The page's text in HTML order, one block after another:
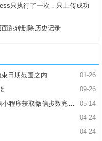
只执行了一次，只上传成功
跳转删除历史记录
01-26
日期范围之内
09-26
05-14
序获取微信步数完整版
04-24
04-24